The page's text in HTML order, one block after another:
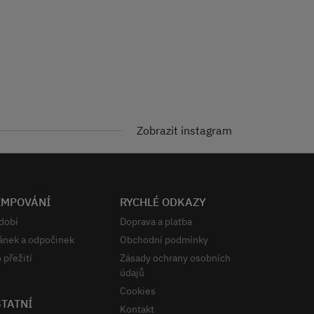
Zobrazit instagram
a odpočinek
přežití
RYCHLÉ ODKAZY
Doprava a platba
Obchodní podmínky
Zásady ochrany osobních
údajů
Cookies
Kontakt